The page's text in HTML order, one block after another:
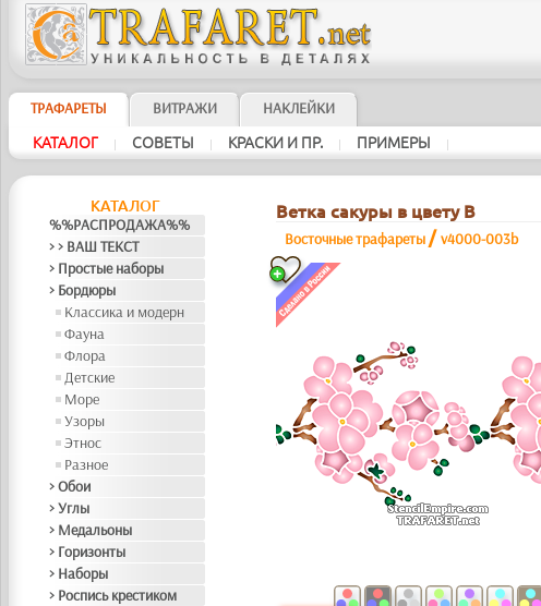
ТРАФАРЕТЫ ВИТРАЖИ НАКЛЕЙКИ
КАТАЛОГ | СОВЕТЫ | КРАСКИ И ПР. | ПРИМЕРЫ |
КАТАЛОГ
%%РАСПРОДАЖА%%
> > ВАШ ТЕКСТ
> Простые наборы
> Бордюры
Классика и модерн
Фауна
Флора
Детские
Море
Узоры
Этнос
Разное
> Обои
> Углы
> Медальоны
> Горизонты
> Наборы
> Роспись крестиком
Ветка сакуры в цвету В
Восточные трафареты /v4000-003b